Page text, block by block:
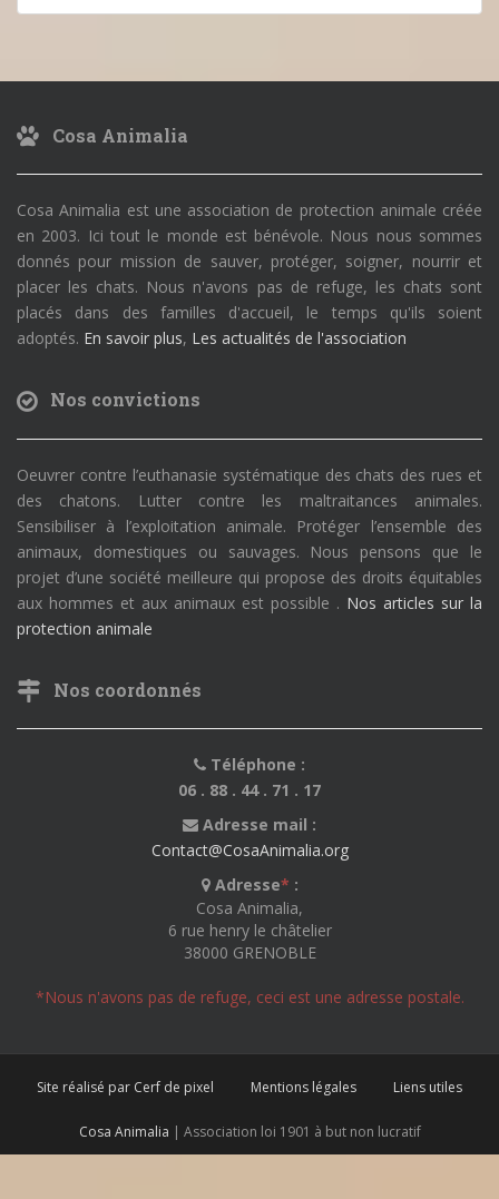
Cosa Animalia
Cosa Animalia est une association de protection animale créée
en 2003. Ici tout le monde est bénévole. Nous nous sommes
donnés pour mission de sauver, protéger, soigner, nourrir et
placer les chats. Nous n'avons pas de refuge, les chats sont
placés dans des familles d'accueil, le temps qu'ils soient
adoptés. En savoir plus, Les actualités de l'association
Nos convictions
Oeuvrer contre l’euthanasie systématique des chats des rues et
des chatons. Lutter contre les maltraitances animales.
Sensibiliser à l’exploitation animale. Protéger l’ensemble des
animaux, domestiques ou sauvages. Nous pensons que le
projet d’une société meilleure qui propose des droits équitables
aux hommes et aux animaux est possible . Nos articles sur la
protection animale
Nos coordonnés
Téléphone :
06 . 88 . 44 . 71 . 17
Adresse mail :
Contact@CosaAnimalia.org
Adresse* :
Cosa Animalia,
6 rue henry le châtelier
38000 GRENOBLE
*Nous n'avons pas de refuge, ceci est une adresse postale.
Site réalisé par Cerf de pixel Mentions légales Liens utiles
Cosa Animalia | Association loi 1901 à but non lucratif